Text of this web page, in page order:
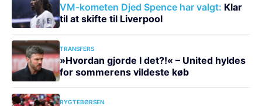
VM-kometen Djed Spence har valgt: Klar
til at skifte til Liverpool
TRANSFERS
»Hvordan gjorde I det?!« – United hyldes
for sommerens vildeste køb
RYGTEBØRSEN